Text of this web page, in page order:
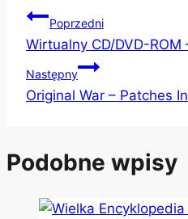
Nawigacja
wpisu
Poprzedni
Wirtualny CD/DVD-ROM
Następny
Original War – Patches
Podobne wpisy